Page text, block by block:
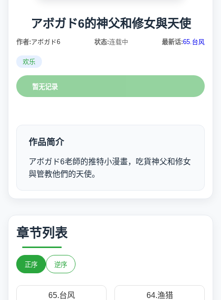
アボガド6的神父和修女與天使
作者:アボガド6 状态:连载中 最新话:65.台风
欢乐
暂无记录
作品简介
アボガド6老師的推特小漫畫，吃貨神父和修女
與管教他們的天使。
章节列表
正序 逆序
65.台风 64.渔猎